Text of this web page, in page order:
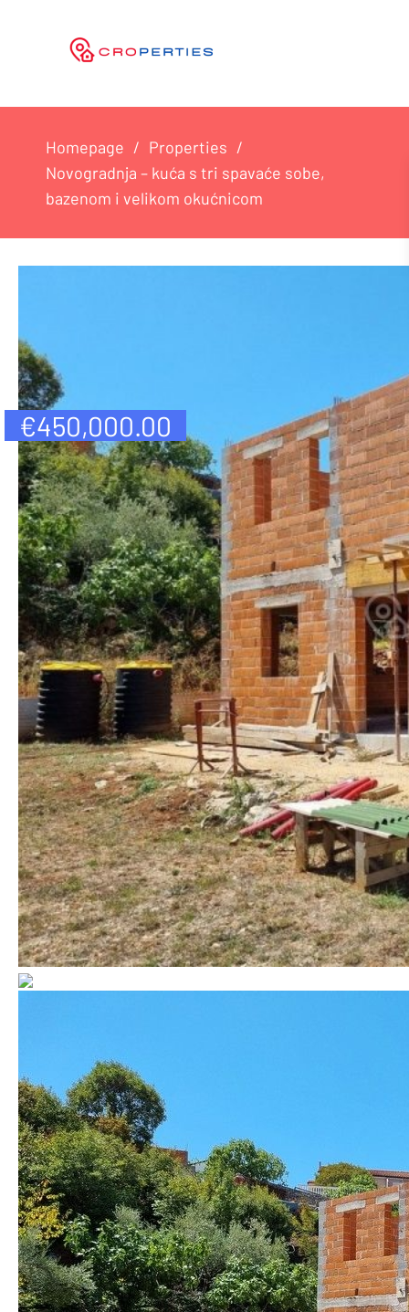
Homepage
Properties
Novogradnja – kuća s tri spavaće sobe,
bazenom i velikom okućnicom
€450,000.00